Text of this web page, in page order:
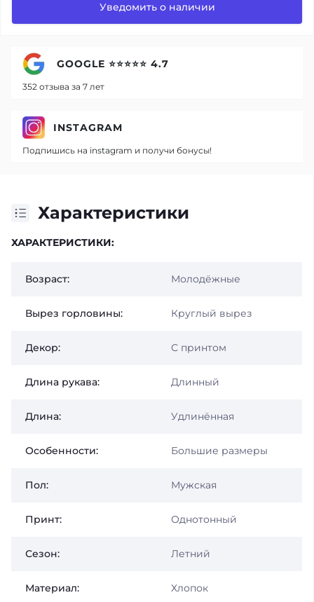
Уведомить о наличии
Характеристики
ХАРАКТЕРИСТИКИ:
Возраст: Молодёжные
Вырез горловины: Круглый вырез
Декор: С принтом
Длина рукава: Длинный
Длина: Удлинённая
Особенности: Большие размеры
Пол: Мужская
Принт: Однотонный
Сезон: Летний
Материал: Хлопок
GOOGLE ⭐⭐⭐⭐⭐ 4.7
352 отзыва за 7 лет
INSTAGRAM
Подпишись на instagram и получи бонусы!